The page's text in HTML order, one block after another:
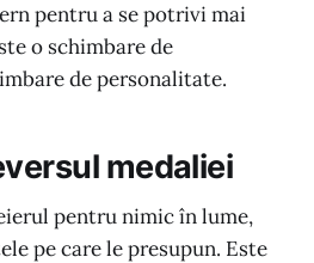
pentru a se potrivi mai
o schimbare de
de personalitate.
medaliei
pentru nimic în lume,
pe care le presupun. Este